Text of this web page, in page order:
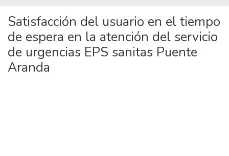
Satisfacción del usuario en el tiempo
de espera en la atención del servicio
de urgencias EPS sanitas Puente
Aranda